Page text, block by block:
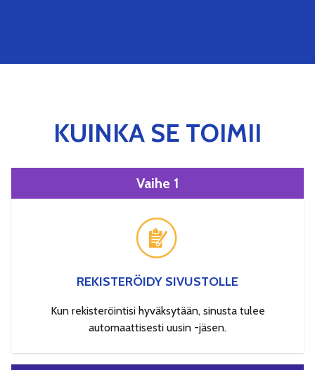
KUINKA SE TOIMII
Vaihe 1
REKISTERÖIDY SIVUSTOLLE
Kun rekisteröintisi hyväksytään, sinusta tulee
automaattisesti uusin -jäsen.